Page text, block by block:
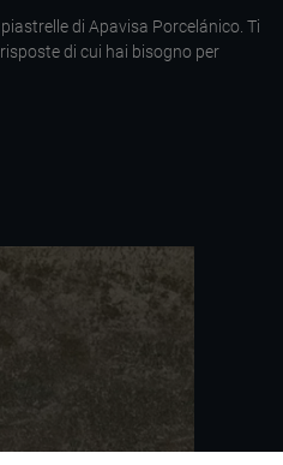
di Apavisa Porcelánico. Ti
di cui hai bisogno per